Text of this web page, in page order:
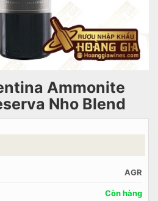
Ammonite
Nho Blend
AGR
Còn hàng